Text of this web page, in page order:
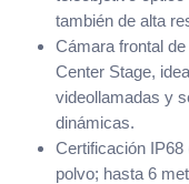
también de alta
Cámara frontal de
Center Stage,
videollamadas y
dinámicas.
Certificación IP68
polvo; hasta 6